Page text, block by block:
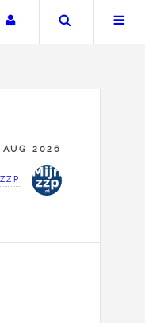
Uw accountZoeken
2026